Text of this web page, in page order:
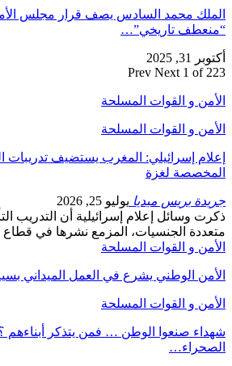
الملك محمد السادس يصف قرار مجلس
“منعطف تاريخي”…
أكتوبر 31, 2025
Prev Next 1 of 223
الأمن و القوات المسلحة
الأمن و القوات المسلحة
إعلام إسرائيلي: المغرب يستضيف تدريبات
المخصصة لغزة
جريدة بريس ميديا يوليو 25, 2026
ذكرت وسائل إعلام إسرائيلية أن التدريب
متعددة الجنسيات، المزمع نشرها في
الأمن و القوات المسلحة
الأمن الوطني يشرع في العمل الميداني
الأمن و القوات المسلحة
شهداء صنعوا الوطن … فمن يتذكر
الصحراء…